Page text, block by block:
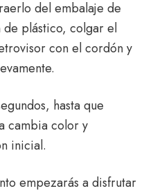
del embalaje de
plástico, colgar el
con el cordón y
hasta que
cambia color y
inicial.
empezarás a disfrutar